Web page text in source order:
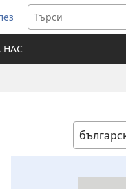
НАС